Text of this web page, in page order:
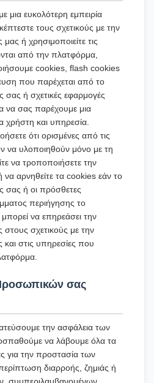
μια ευκολότερη εμπειρία
τους σχετικούς με την
ή χρησιμοποιείτε τις
από την πλατφόρμα,
cookies, flash cookies
που παρέχεται από το
ή σχετικές εφαρμογές
να σας παρέχουμε μια
χρήστη και υπηρεσία.
ότι ορισμένες από τις
να υλοποιηθούν μόνο με τη
να τροποποιήσετε την
αρνηθείτε τα cookies εάν το
σας ή οι πρόσθετες
περιήγησης το
να επηρεάσει την
σχετικούς με την
στις υπηρεσίες που
σας
την ασφάλεια των
να λάβουμε όλα τα
για την προστασία των
διαρροής, ζημιάς ή